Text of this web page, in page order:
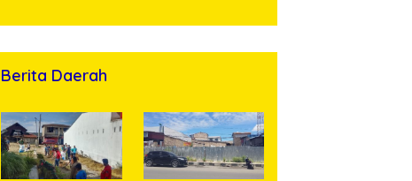
Diringkus
Berita Daerah